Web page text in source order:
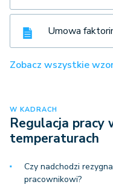
Umowa
Zobacz wszystkie
W KADRACH
Regulacja pracy
temperaturach
Czy nadchodzi
pracownikowi?